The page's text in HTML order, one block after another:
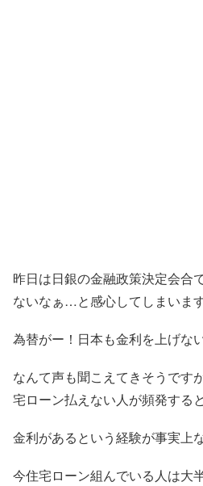
昨日は日銀の金融政策決定会合
ないなぁ…と感心してしまいます
為替がー！日本も金利を上げな
なんて声も聞こえてきそうです
宅ローン払えない人が頻発する
金利があるという経験が事実上
今住宅ローン組んでいる人は大